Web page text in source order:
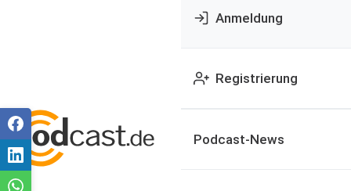
Anmeldung
Registrierung
Podcast-News